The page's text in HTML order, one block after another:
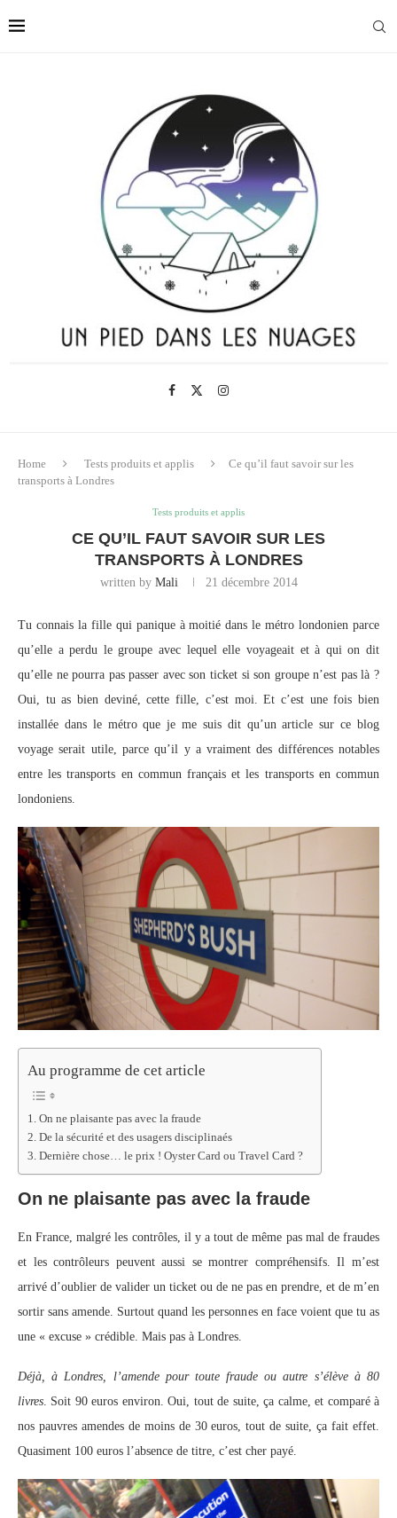
Home Tests produits et applis
Ce qu’il faut savoir sur les
transports à Londres
Tests produits et applis
CE QU’IL FAUT SAVOIR SUR LES
TRANSPORTS À LONDRES
written by Mali 21 décembre 2014
Tu connais la fille qui panique à moitié dans le métro londonien parce
qu’elle a perdu le groupe avec lequel elle voyageait et à qui on dit
qu’elle ne pourra pas passer avec son ticket si son groupe n’est pas là ?
Oui, tu as bien deviné, cette fille, c’est moi. Et c’est une fois bien
installée dans le métro que je me suis dit qu’un article sur ce blog
voyage serait utile, parce qu’il y a vraiment des différences notables
entre les transports en commun français et les transports en commun
londoniens.
Au programme de cet article
On ne plaisante pas avec la fraude
De la sécurité et des usagers disciplinaés
Dernière chose… le prix ! Oyster Card ou Travel Card ?
On ne plaisante pas avec la fraude
En France, malgré les contrôles, il y a tout de même pas mal de fraudes
et les contrôleurs peuvent aussi se montrer compréhensifs. Il m’est
arrivé d’oublier de valider un ticket ou de ne pas en prendre, et de m’en
sortir sans amende. Surtout quand les personnes en face voient que tu as
une « excuse » crédible. Mais pas à Londres.
Déjà, à Londres, l’amende pour toute fraude ou autre s’élève à 80
livres. Soit 90 euros environ. Oui, tout de suite, ça calme, et comparé à
nos pauvres amendes de moins de 30 euros, tout de suite, ça fait effet.
Quasiment 100 euros l’absence de titre, c’est cher payé.